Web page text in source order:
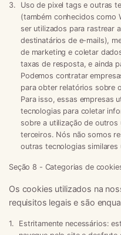
Uso de pixel tags e outras
(também conhecidos como
ser utilizados para rastrear
destinatários de e-mails),
de marketing e coletar
taxas de resposta, e ainda
Podemos contratar
para obter relatórios sobre
Para isso, essas empresas
tecnologias para coletar
sobre a utilização de outros
terceiros. Nós não somos
outras tecnologias
Seção 8 - Categorias de
Os cookies utilizados na
requisitos legais e são
Estritamente necessários: